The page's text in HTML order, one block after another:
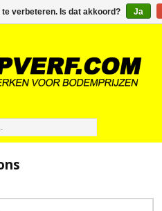
€0,00
verbeteren. Is dat akkoord? Ja